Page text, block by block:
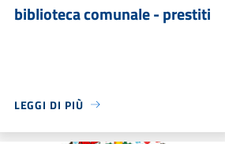
biblioteca comunale - prestiti
LEGGI DI PIÙ